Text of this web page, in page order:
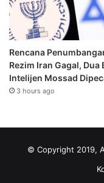
Rencana
Rezim Iran Gagal, Dua
Intelijen Mossad
3 hours ago
© Copyright 2019,